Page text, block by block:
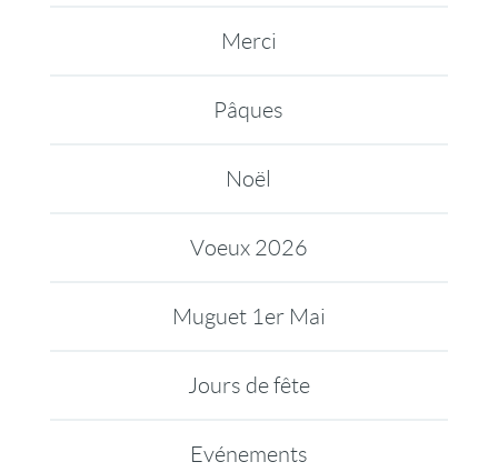
Merci
Pâques
Noël
Voeux 2026
Muguet 1er Mai
Jours de fête
Evénements